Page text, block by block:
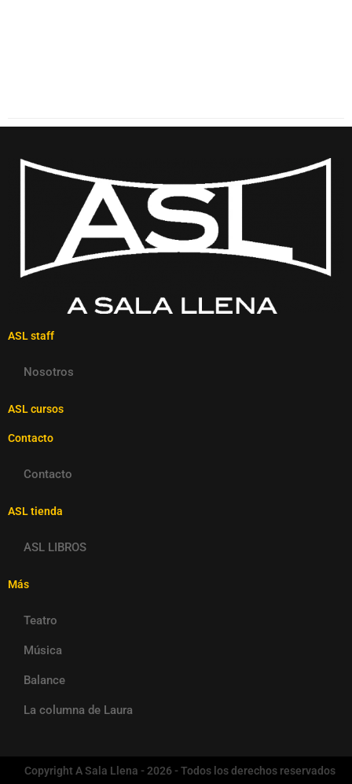
ASL staff
Nosotros
ASL cursos
Contacto
Contacto
ASL tienda
ASL LIBROS
Más
Teatro
Música
Balance
La columna de Laura
Copyright A Sala Llena - 2026 - Todos los derechos reservados